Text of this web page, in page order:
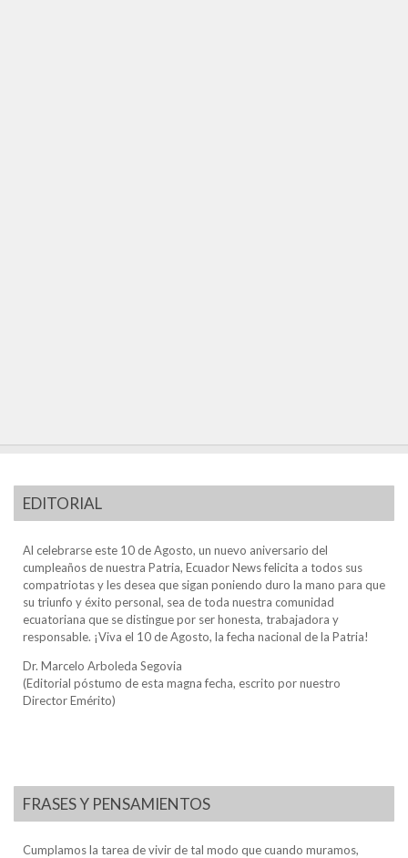
EDITORIAL
Al celebrarse este 10 de Agosto, un nuevo aniversario del
cumpleaños de nuestra Patria, Ecuador News felicita a todos sus
compatriotas y les desea que sigan poniendo duro la mano para que
su triunfo y éxito personal, sea de toda nuestra comunidad
ecuatoriana que se distingue por ser honesta, trabajadora y
responsable. ¡Viva el 10 de Agosto, la fecha nacional de la Patria!
Dr. Marcelo Arboleda Segovia
(Editorial póstumo de esta magna fecha, escrito por nuestro
Director Emérito)
FRASES Y PENSAMIENTOS
Cumplamos la tarea de vivir de tal modo que cuando muramos,